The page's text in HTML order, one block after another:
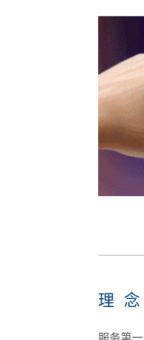
理念
服务第一